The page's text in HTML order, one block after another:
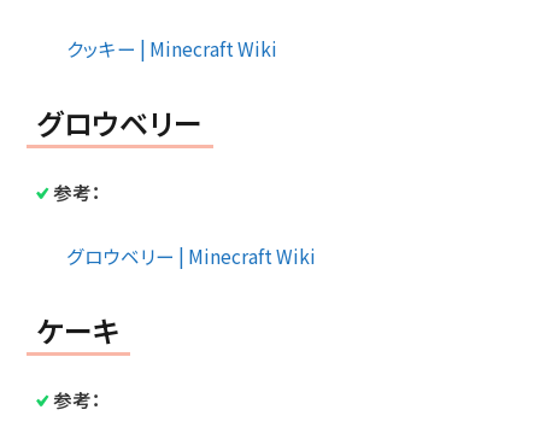
クッキー | Minecraft Wiki
グロウベリー
参考：
グロウベリー | Minecraft Wiki
ケーキ
参考：